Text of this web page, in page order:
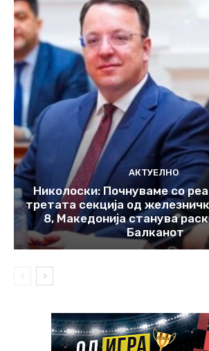
АКТУЕЛНО
Николоски: Почнуваме со
третата секција од
8, Македонија станува
Балканот